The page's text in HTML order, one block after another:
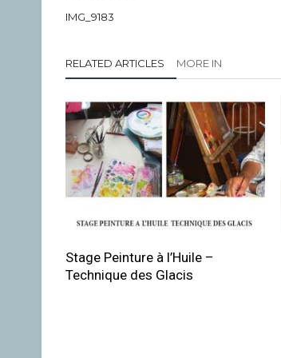
IMG_9183
RELATED ARTICLES MORE IN
Stage Peinture à l’Huile –
Technique des Glacis